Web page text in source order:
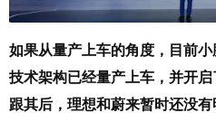
如果从量产上车的角度，目前
技术架构已经量产上车，并开
跟其后，理想和蔚来暂时还没有